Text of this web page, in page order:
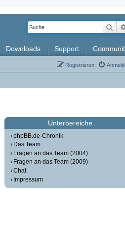
Downloads Support
Registrieren
Unterbereiche
phpBB.de-Chronik
Das Team
Fragen an das Team (2004)
Fragen an das Team (2009)
Chat
Impressum